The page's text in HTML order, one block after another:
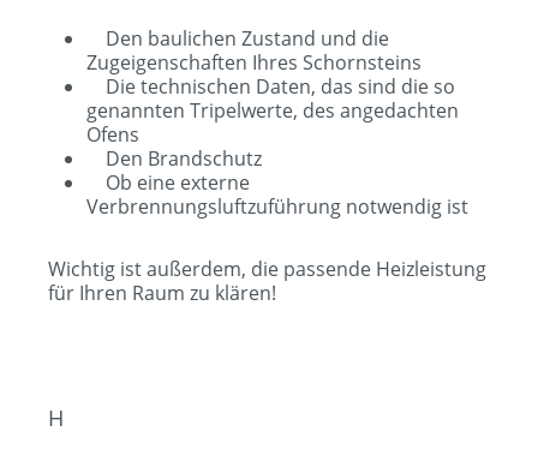
Den baulichen Zustand und die
Zugeigenschaften Ihres Schornsteins
Die technischen Daten, das sind die so
genannten Tripelwerte, des angedachten
Ofens
Den Brandschutz
Ob eine externe
Verbrennungsluftzuführung notwendig ist
Wichtig ist außerdem, die passende Heizleistung
für Ihren Raum zu klären!
H